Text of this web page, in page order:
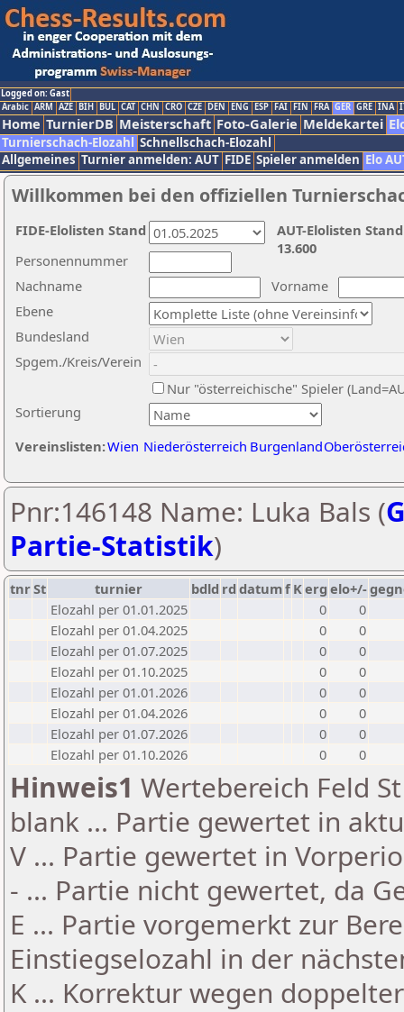
Logged on: Gast
Arabic ARM AZE BIH BUL CAT CHN CRO CZE DEN ENG ESP FAI FIN FRA GER GRE INA
Home TurnierDB Meisterschaft Foto-Galerie Meldekartei
Turnierschach-Elozahl Schnellschach-Elozahl
Allgemeines Turnier anmelden: AUT FIDE Spieler anmelden Elo
Willkommen bei den offiziellen
Nachname
Vorname
Ebene
Sortierung
Personennummer
Bundesland
Spgem./Kreis/Verein
Nur "österreichische" Spieler
Vereinslisten:Wien Niederösterreich Burgenland
AUT-Elolisten
13.600
FIDE-Elolisten Stand
Pnr:146148 Name: Luka Bals (
Partie-Statistik)
tnrSt turnier bdld rd datumf Kerg elo+/-
Elozahl per 01.01.2025
0
0
Elozahl per 01.04.2025
0
0
Elozahl per 01.07.2025
0
0
Elozahl per 01.10.2025
0
0
Elozahl per 01.01.2026
0
0
Elozahl per 01.04.2026
0
0
Elozahl per 01.07.2026
0
0
Elozahl per 01.10.2026
0 0
Hinweis1 Wertebereich Feld
blank ... Partie gewertet in
V ... Partie gewertet in
- ... Partie nicht gewertet, da
E ... Partie vorgemerkt zur
Einstiegselozahl in der
K ... Korrektur wegen